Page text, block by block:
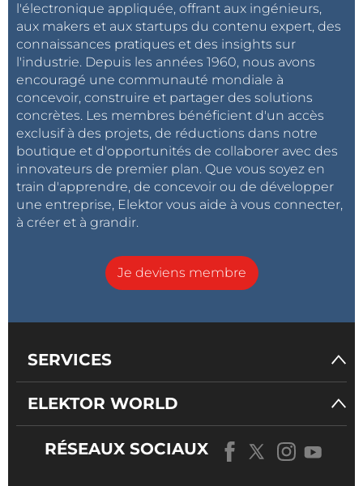
l'électronique appliquée, offrant aux ingénieurs,
aux makers et aux startups du contenu expert, des
connaissances pratiques et des insights sur
l'industrie. Depuis les années 1960, nous avons
encouragé une communauté mondiale à
concevoir, construire et partager des solutions
concrètes. Les membres bénéficient d'un accès
exclusif à des projets, de réductions dans notre
boutique et d'opportunités de collaborer avec des
innovateurs de premier plan. Que vous soyez en
train d'apprendre, de concevoir ou de développer
une entreprise, Elektor vous aide à vous connecter,
à créer et à grandir.
Je deviens membre
SERVICES
ELEKTOR WORLD
RÉSEAUX SOCIAUX